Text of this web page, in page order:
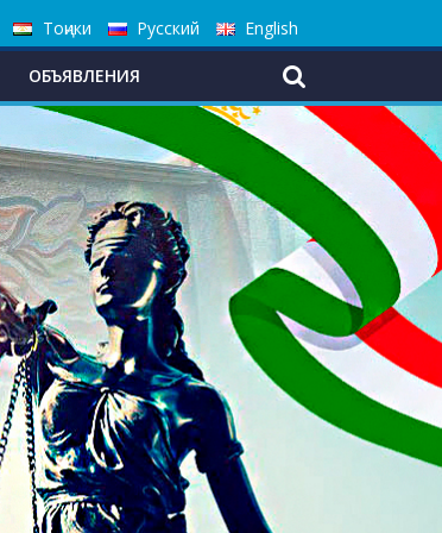
Тоҷики Русский English
ОБЪЯВЛЕНИЯ